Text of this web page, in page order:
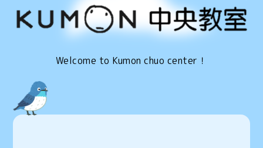
Welcome to Kumon chuo center！